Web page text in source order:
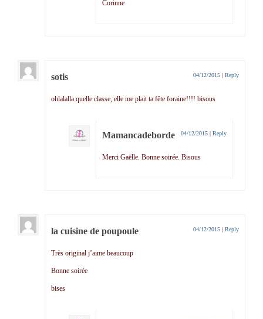
Corinne
sotis 04/12/2015 | Reply
ohlalalla quelle classe, elle me plait ta fête foraine!!!! bisous
Mamancadeborde 04/12/2015 | Reply
Merci Gaëlle. Bonne soirée. Bisous
la cuisine de poupoule 04/12/2015 | Reply
Très original j’aime beaucoup
Bonne soirée
bises